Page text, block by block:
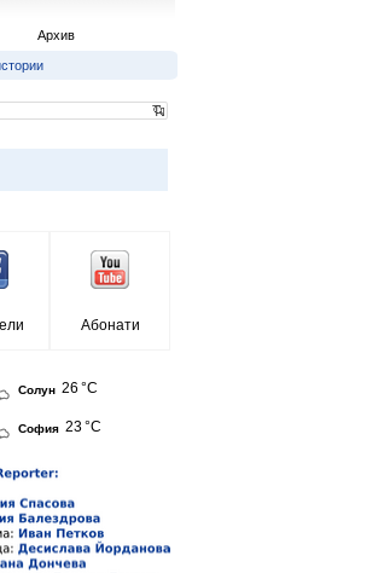
Архив
Абонати
Солун 26 °C
София 23 °C